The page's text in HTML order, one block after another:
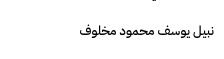
نبيل يوسف محمود مخلوف